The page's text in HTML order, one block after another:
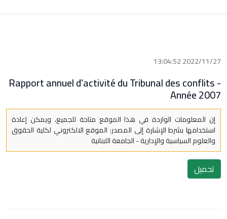
2022/11/27 13:04:52
Rapport annuel d'activité du Tribunal des conflits -
Année 2007
إن المعلومات الواردة في هذا الموقع متاحة للجميع، ويمكن إعادة
استخدامها بشرط الإشارة إلى المصدر: الموقع الالكتروني لكلية الحقوق
والعلوم السياسية والإدارية - الجامعة اللبنانية
تحميل